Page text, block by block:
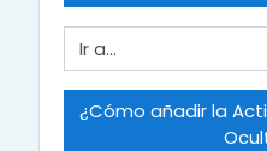
Ir a...
¿Cómo añadir la